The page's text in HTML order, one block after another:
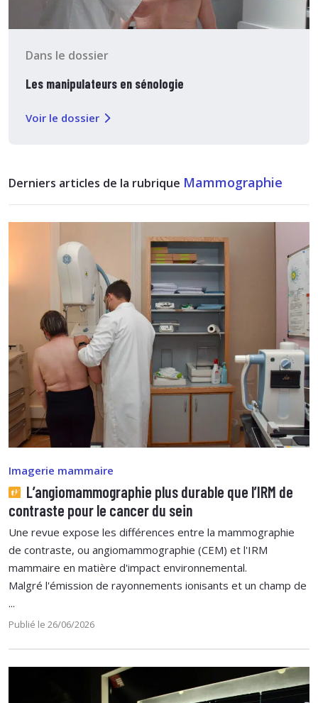
Dans le dossier
Les manipulateurs en sénologie
Voir le dossier
Derniers articles de la rubrique Mammographie
Imagerie mammaire
L’angiomammographie plus durable que l’IRM de
contraste pour le cancer du sein
Une revue expose les différences entre la mammographie
de contraste, ou angiomammographie (CEM) et l'IRM
mammaire en matière d'impact environnemental.
Malgré l'émission de rayonnements ionisants et un champ de
...
Publié le 26/06/2026